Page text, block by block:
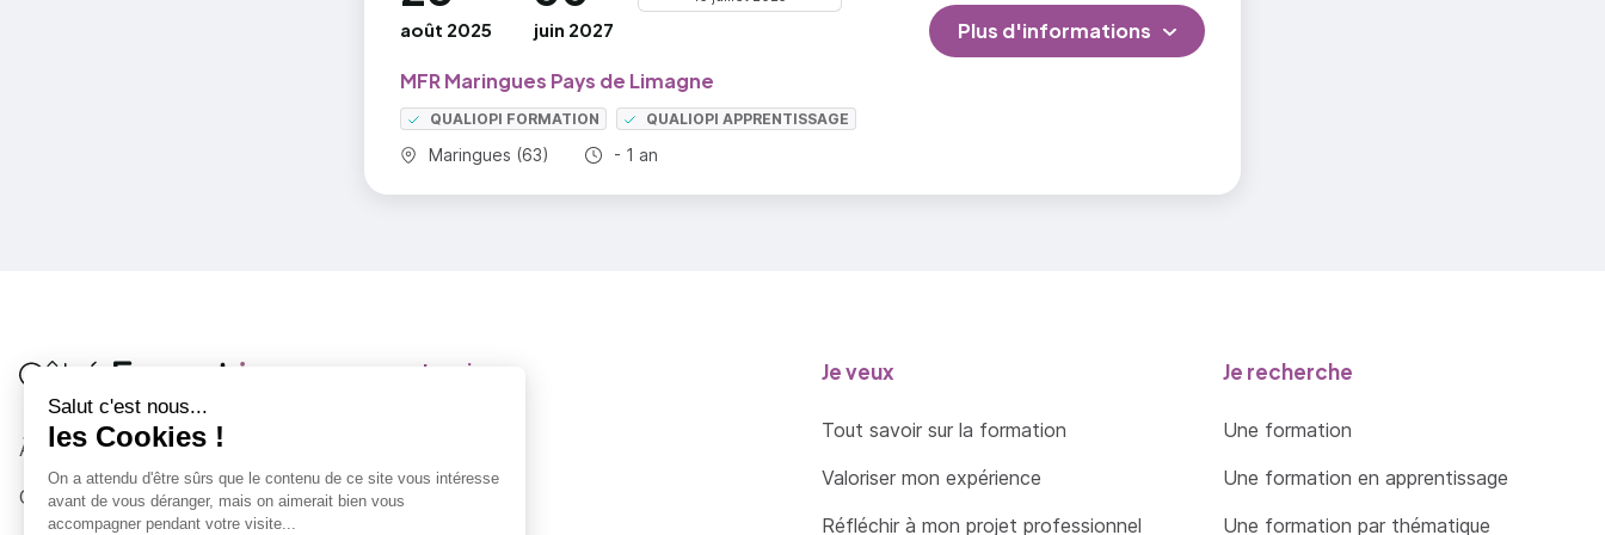
août 2025 juin 2027
MFR Maringues Pays de Limagne
QUALIOPI FORMATION QUALIOPI APPRENTISSAGE
Commune :
Maringues (63) Durée totale :
- 1 an
Plus d'informations
Côté Formations
À propos
Contactez-nous
Je suis
Au lycée
Je veux
Tout savoir sur la formation
Valoriser mon expérience
Réfléchir à mon projet professionnel
Je recherche
Une formation
Une formation en apprentissage
Une formation par thématique